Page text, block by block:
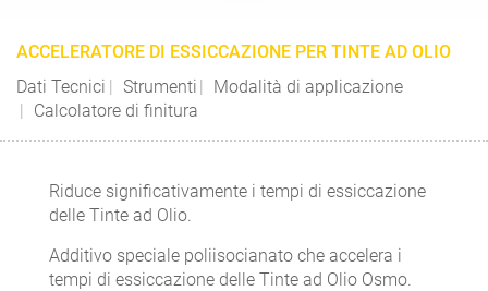
ACCELERATORE DI ESSICCAZIONE PER TINTE AD OLIO
Dati Tecnici
Strumenti
Modalità di applicazione
Calcolatore di finitura
Riduce significativamente i tempi di essiccazione
delle Tinte ad Olio.
Additivo speciale poliisocianato che accelera i
tempi di essiccazione delle Tinte ad Olio Osmo.